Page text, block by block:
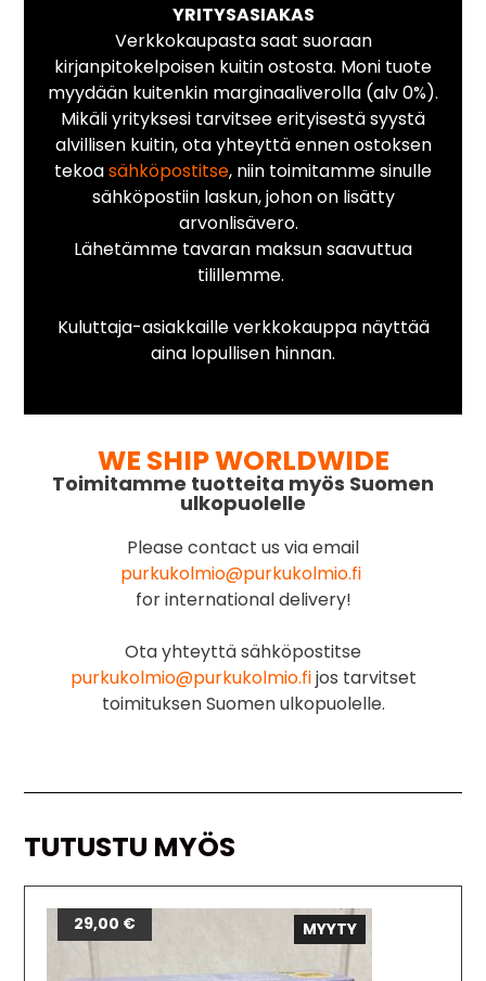
YRITYSASIAKAS
Verkkokaupasta saat suoraan
kirjanpitokelpoisen kuitin ostosta. Moni tuote
myydään kuitenkin marginaaliverolla (alv 0%).
Mikäli yrityksesi tarvitsee erityisestä syystä
alvillisen kuitin, ota yhteyttä ennen ostoksen
tekoasähköpostitse, niin toimitamme sinulle
sähköpostiin laskun, johon on lisätty
arvonlisävero.
Lähetämme tavaran maksun saavuttua
tilillemme.
Kuluttaja-asiakkaille verkkokauppa näyttää
aina lopullisen hinnan.
WE SHIP WORLDWIDE
Toimitamme tuotteita myös Suomen
ulkopuolelle
Please contact us via email
purkukolmio@purkukolmio.fi
for international delivery!
Ota yhteyttä sähköpostitse
purkukolmio@purkukolmio.fijos tarvitset
toimituksen Suomen ulkopuolelle.
TUTUSTU MYÖS
MYYTY
29,00 €